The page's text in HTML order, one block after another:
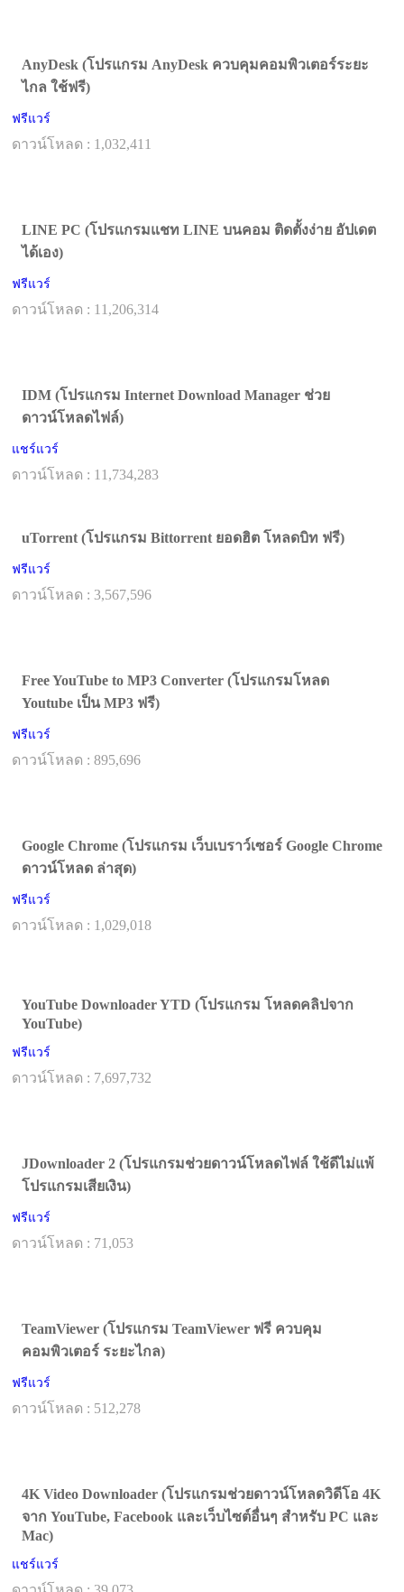
AnyDesk (โปรแกรม AnyDesk ควบคุมคอมพิวเตอร์ระยะ
ไกล ใช้ฟรี)
ฟรีแวร์
ดาวน์โหลด : 1,032,411
LINE PC (โปรแกรมแชท LINE บนคอม ติดตั้งง่าย อัปเดต
ได้เอง)
ฟรีแวร์
ดาวน์โหลด : 11,206,314
IDM (โปรแกรม Internet Download Manager ช่วย
ดาวน์โหลดไฟล์)
แชร์แวร์
ดาวน์โหลด : 11,734,283
uTorrent (โปรแกรม Bittorrent ยอดฮิต โหลดบิท ฟรี)
ฟรีแวร์
ดาวน์โหลด : 3,567,596
Free YouTube to MP3 Converter (โปรแกรมโหลด
Youtube เป็น MP3 ฟรี)
ฟรีแวร์
ดาวน์โหลด : 895,696
Google Chrome (โปรแกรม เว็บเบราว์เซอร์ Google Chrome
ดาวน์โหลด ล่าสุด)
ฟรีแวร์
ดาวน์โหลด : 1,029,018
YouTube Downloader YTD (โปรแกรม โหลดคลิปจาก
YouTube)
ฟรีแวร์
ดาวน์โหลด : 7,697,732
JDownloader 2 (โปรแกรมช่วยดาวน์โหลดไฟล์ ใช้ดีไม่แพ้
โปรแกรมเสียเงิน)
ฟรีแวร์
ดาวน์โหลด : 71,053
TeamViewer (โปรแกรม TeamViewer ฟรี ควบคุม
คอมพิวเตอร์ ระยะไกล)
ฟรีแวร์
ดาวน์โหลด : 512,278
4K Video Downloader (โปรแกรมช่วยดาวน์โหลดวิดีโอ 4K
จาก YouTube, Facebook และเว็บไซต์อื่นๆ สำหรับ PC และ
Mac)
แชร์แวร์